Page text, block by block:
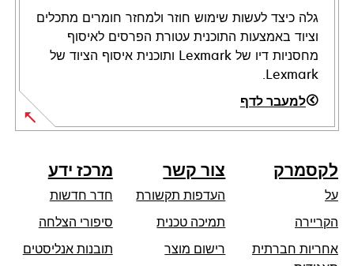
גלה כיצד לעשות שימוש חוזר ולמחזר חומרים מתכלים
וציוד באמצעות התוכנית עטורת הפרסים לאיסוף
מחסניות דיו של Lexmark ותוכנית איסוף הציוד של
Lexmark.
למעבר לדף
לקסמרק
על
הקריירה
אחריות חברתית
צור קשר
העדפות תקשורת
תמיכה טכניתopens
רישום מוצר
מרכז ידע
חדר חדשות
סיפורי הצלחה
תובנות אנליסטים